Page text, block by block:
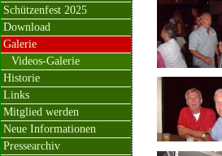
Schützenfest 2025
Download
Galerie
Videos-Galerie
Historie
Links
Mitglied werden
Neue Informationen
Pressearchiv